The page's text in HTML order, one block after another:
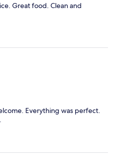
Great food. Clean and
Everything was perfect.